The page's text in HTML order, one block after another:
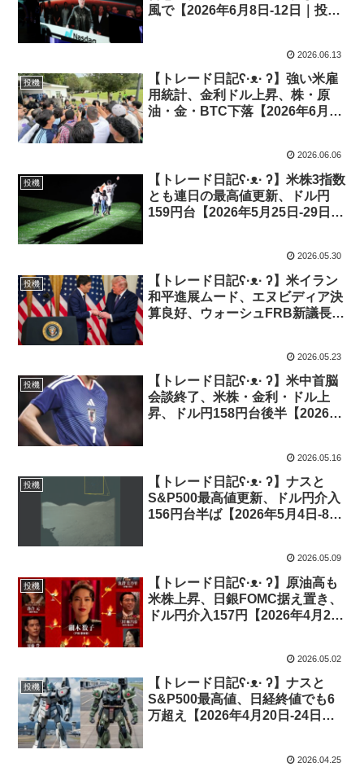
風で【2026年6月8日-12日｜投機
2026.06.13
投機
【トレード日記ʕ·ᴥ· ʔ】強い米雇
用統計、金利ドル上昇、株・原
油・金・BTC下落【2026年6月1
2026.06.06
投機
【トレード日記ʕ·ᴥ· ʔ】米株3指数
とも連日の最高値更新、ドル円
159円台【2026年5月25日-29日｜
2026.05.30
投機
【トレード日記ʕ·ᴥ· ʔ】米イラン
和平進展ムード、エヌビディア決
算良好、ウォーシュFRB新議長就
2026.05.23
投機
【トレード日記ʕ·ᴥ· ʔ】米中首脳
会談終了、米株・金利・ドル上
昇、ドル円158円台後半【2026年
2026.05.16
投機
【トレード日記ʕ·ᴥ· ʔ】ナスと
S&P500最高値更新、ドル円介入
156円台半ば【2026年5月4日-8日
2026.05.09
投機
【トレード日記ʕ·ᴥ· ʔ】原油高も
米株上昇、日銀FOMC据え置き、
ドル円介入157円【2026年4月27
2026.05.02
投機
【トレード日記ʕ·ᴥ· ʔ】ナスと
S&P500最高値、日経終値でも6
万超え【2026年4月20日-24日｜
2026.04.25